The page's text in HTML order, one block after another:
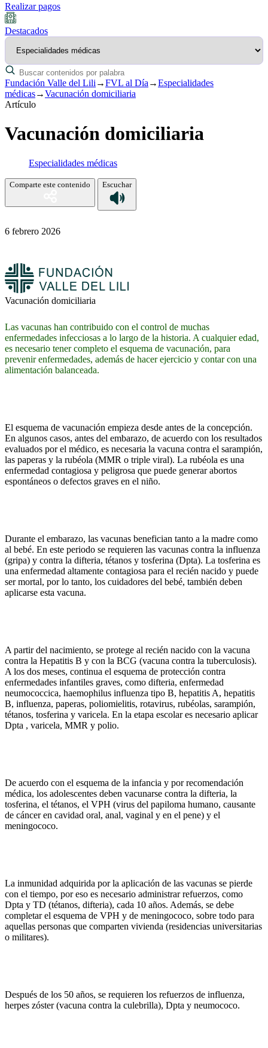
Realizar pagos
Destacados
Fundación Valle del Lili →FVL al Día →Especialidades
médicas→Vacunación domiciliaria
Artículo
Vacunación domiciliaria
Especialidades médicas
Comparte este contenido Escuchar
6 febrero 2026
Vacunación domiciliaria
Las vacunas han contribuido con el control de muchas
enfermedades infecciosas a lo largo de la historia. A cualquier edad,
es necesario tener completo el esquema de vacunación, para
prevenir enfermedades, además de hacer ejercicio y contar con una
alimentación balanceada.
El esquema de vacunación empieza desde antes de la concepción.
En algunos casos, antes del embarazo, de acuerdo con los resultados
evaluados por el médico, es necesaria la vacuna contra el sarampión,
las paperas y la rubéola (MMR o triple viral). La rubéola es una
enfermedad contagiosa y peligrosa que puede generar abortos
espontáneos o defectos graves en el niño.
Durante el embarazo, las vacunas benefician tanto a la madre como
al bebé. En este periodo se requieren las vacunas contra la influenza
(gripa) y contra la difteria, tétanos y tosferina (Dpta). La tosferina es
una enfermedad altamente contagiosa para el recién nacido y puede
ser mortal, por lo tanto, los cuidadores del bebé, también deben
aplicarse esta vacuna.
A partir del nacimiento, se protege al recién nacido con la vacuna
contra la Hepatitis B y con la BCG (vacuna contra la tuberculosis).
A los dos meses, continua el esquema de protección contra
enfermedades infantiles graves, como difteria, enfermedad
neumococcica, haemophilus influenza tipo B, hepatitis A, hepatitis
B, influenza, paperas, poliomielitis, rotavirus, rubéolas, sarampión,
tétanos, tosferina y varicela. En la etapa escolar es necesario aplicar
Dpta , varicela, MMR y polio.
De acuerdo con el esquema de la infancia y por recomendación
médica, los adolescentes deben vacunarse contra la difteria, la
tosferina, el tétanos, el VPH (virus del papiloma humano, causante
de cáncer en cavidad oral, anal, vaginal y en el pene) y el
meningococo.
La inmunidad adquirida por la aplicación de las vacunas se pierde
con el tiempo, por eso es necesario administrar refuerzos, como
Dpta y TD (tétanos, difteria), cada 10 años. Además, se debe
completar el esquema de VPH y de meningococo, sobre todo para
aquellas personas que comparten vivienda (residencias universitarias
o militares).
Después de los 50 años, se requieren los refuerzos de influenza,
herpes zóster (vacuna contra la culebrilla), Dpta y neumococo.